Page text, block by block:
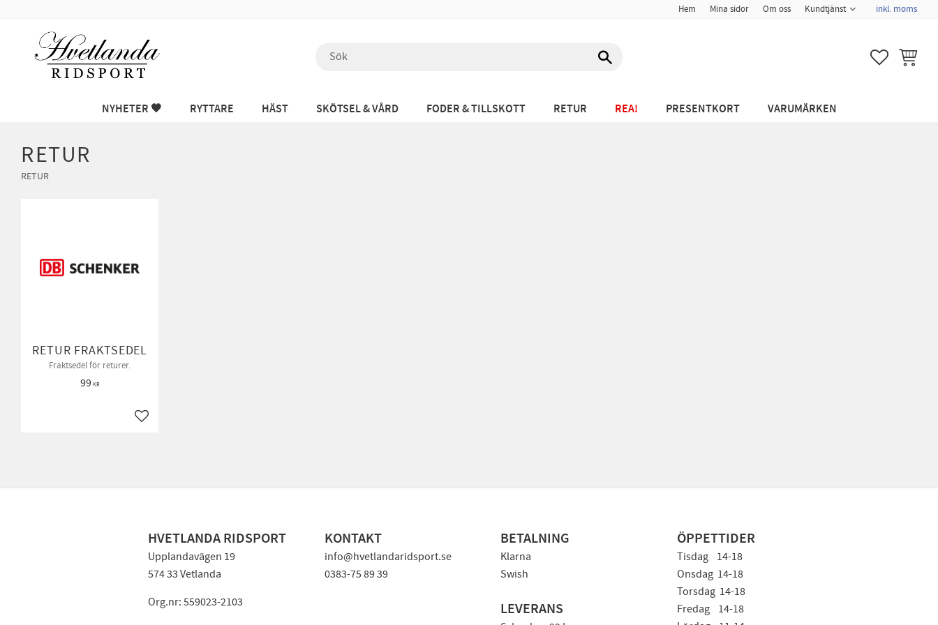
Hem Mina sidor Om oss Kundtjänst inkl. moms
FAVORITER
NYHETER 🖤 RYTTARE HÄST SKÖTSEL & VÅRD FODER & TILLSKOTT RETUR REA! PRESENTKORT VARUMÄRKEN
RETUR
RETUR
RETUR FRAKTSEDEL
Fraktsedel för returer.
99KR
Lägg till i favoriter
HVETLANDA RIDSPORT
Upplandavägen 19
574 33 Vetlanda
Org.nr: 559023-2103
KONTAKT
info@hvetlandaridsport.se
0383-75 89 39
BETALNING
Klarna
Swish
LEVERANS
ÖPPETTIDER
Tisdag 14-18
Onsdag 14-18
Torsdag 14-18
Fredag 14-18